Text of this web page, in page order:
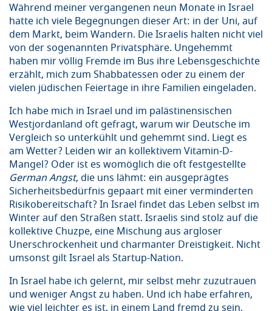
Während meiner vergangenen neun Monate in Israel
hatte ich viele Begegnungen dieser Art: in der Uni, auf
dem Markt, beim Wandern. Die Israelis halten nicht viel
von der sogenannten Privatsphäre. Ungehemmt
haben mir völlig Fremde im Bus ihre Lebensgeschichte
erzählt, mich zum Shabbatessen oder zu einem der
vielen jüdischen Feiertage in ihre Familien eingeladen.
Ich habe mich in Israel und im palästinensischen
Westjordanland oft gefragt, warum wir Deutsche im
Vergleich so unterkühlt und gehemmt sind. Liegt es
am Wetter? Leiden wir an kollektivem Vitamin-D-
Mangel? Oder ist es womöglich die oft festgestellte
German Angst, die uns lähmt: ein ausgeprägtes
Sicherheitsbedürfnis gepaart mit einer verminderten
Risikobereitschaft? In Israel findet das Leben selbst im
Winter auf den Straßen statt. Israelis sind stolz auf die
kollektive Chuzpe, eine Mischung aus argloser
Unerschrockenheit und charmanter Dreistigkeit. Nicht
umsonst gilt Israel als Startup-Nation.
In Israel habe ich gelernt, mir selbst mehr zuzutrauen
und weniger Angst zu haben. Und ich habe erfahren,